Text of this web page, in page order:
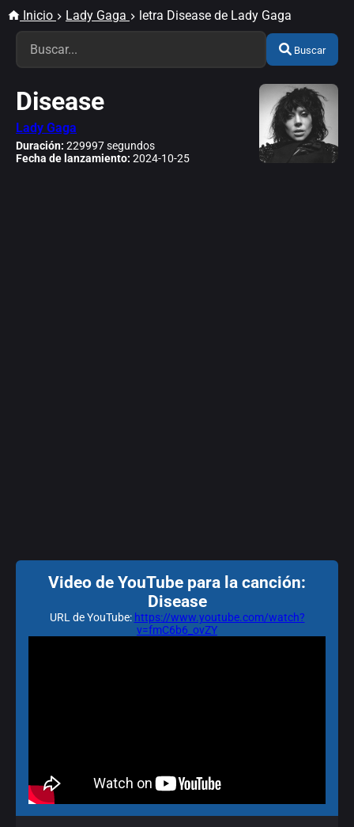
Inicio Lady Gaga letra Disease de Lady Gaga
Buscar
Disease
Lady Gaga
Duración: 229997 segundos
Fecha de lanzamiento: 2024-10-25
Video de YouTube para la canción:
Disease
URL de YouTube: https://www.youtube.com/watch?
v=fmC6b6_ovZY